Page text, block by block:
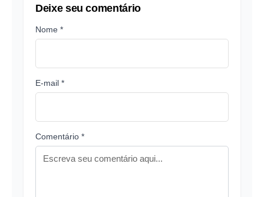
Deixe seu comentário
Nome *
E-mail *
Comentário *